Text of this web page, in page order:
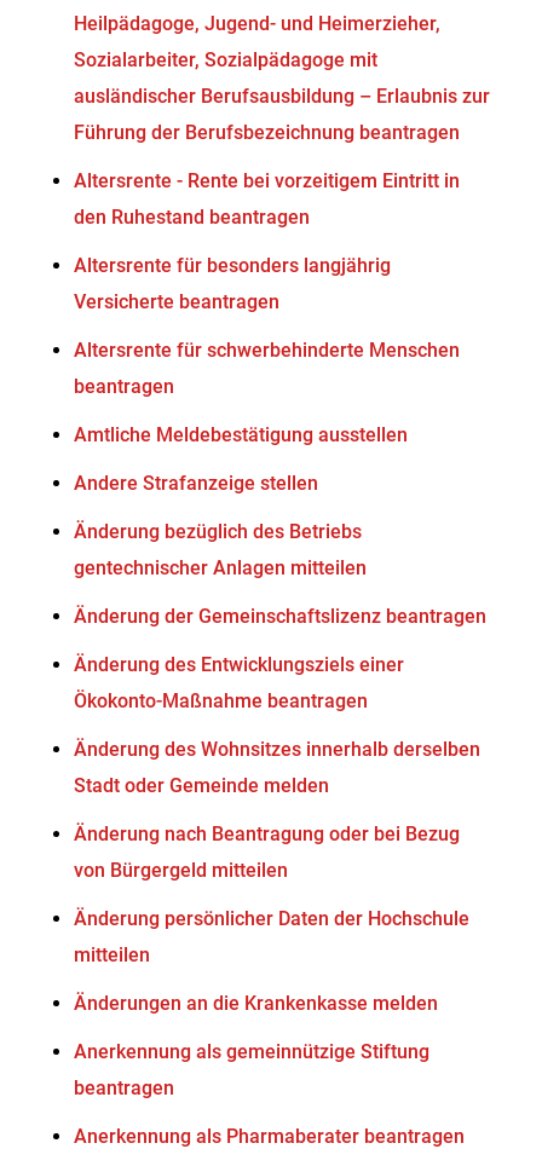
Heilpädagoge, Jugend- und Heimerzieher,
Sozialarbeiter, Sozialpädagoge mit
ausländischer Berufsausbildung – Erlaubnis zur
Führung der Berufsbezeichnung beantragen
Altersrente - Rente bei vorzeitigem Eintritt in
den Ruhestand beantragen
Altersrente für besonders langjährig
Versicherte beantragen
Altersrente für schwerbehinderte Menschen
beantragen
Amtliche Meldebestätigung ausstellen
Andere Strafanzeige stellen
Änderung bezüglich des Betriebs
gentechnischer Anlagen mitteilen
Änderung der Gemeinschaftslizenz beantragen
Änderung des Entwicklungsziels einer
Ökokonto-Maßnahme beantragen
Änderung des Wohnsitzes innerhalb derselben
Stadt oder Gemeinde melden
Änderung nach Beantragung oder bei Bezug
von Bürgergeld mitteilen
Änderung persönlicher Daten der Hochschule
mitteilen
Änderungen an die Krankenkasse melden
Anerkennung als gemeinnützige Stiftung
beantragen
Anerkennung als Pharmaberater beantragen